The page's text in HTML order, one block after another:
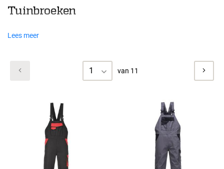
Tuinbroeken
Lees meer
1 van 11